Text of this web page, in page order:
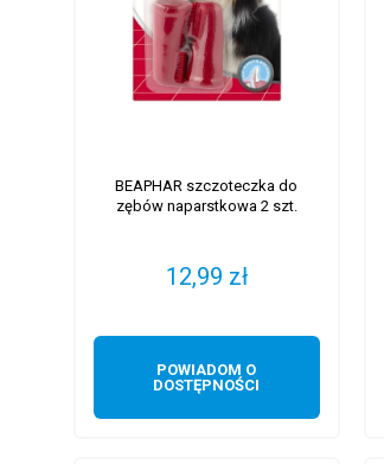
BEAPHAR szczoteczka do
zębów naparstkowa 2 szt.
12,99 zł
POWIADOM O
DOSTĘPNOŚCI